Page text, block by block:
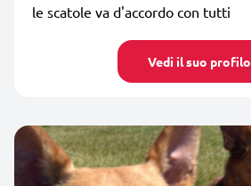
le scatole va d'accordo con tutti
Vedi il suo profilo